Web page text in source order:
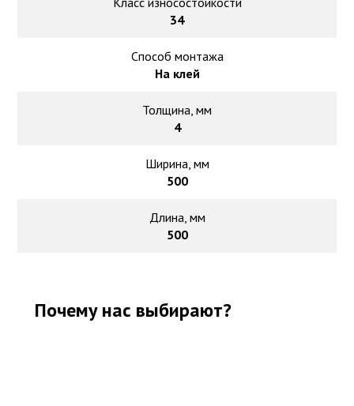
34
Способ монтажа
На клей
Толщина, мм
4
Ширина, мм
500
Длина, мм
500
Почему нас выбирают?